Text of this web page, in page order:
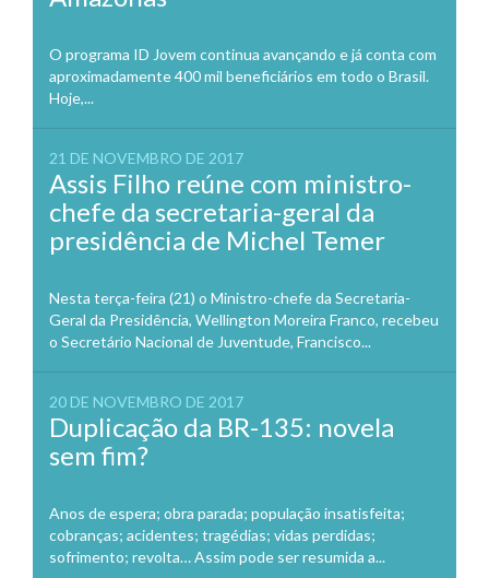
O programa ID Jovem continua avançando e já conta com
aproximadamente 400 mil beneficiários em todo o Brasil.
Hoje,...
21 DE NOVEMBRO DE 2017
Assis Filho reúne com ministro-
chefe da secretaria-geral da
presidência de Michel Temer
Nesta terça-feira (21) o Ministro-chefe da Secretaria-
Geral da Presidência, Wellington Moreira Franco, recebeu
o Secretário Nacional de Juventude, Francisco...
20 DE NOVEMBRO DE 2017
Duplicação da BR-135: novela
sem fim?
Anos de espera; obra parada; população insatisfeita;
cobranças; acidentes; tragédias; vidas perdidas;
sofrimento; revolta… Assim pode ser resumida a...